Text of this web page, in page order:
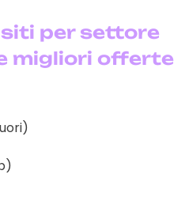
per settore
migliori offerte